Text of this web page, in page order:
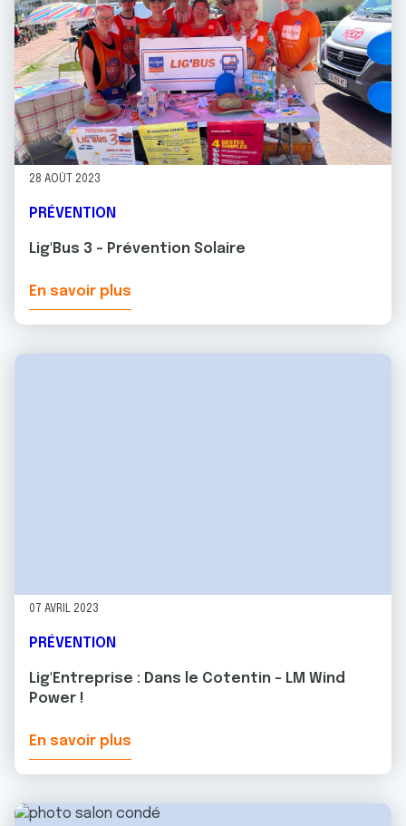
28 AOÛT 2023
PRÉVENTION
Lig'Bus 3 - Prévention Solaire
En savoir plus
07 AVRIL 2023
PRÉVENTION
Lig'Entreprise : Dans le Cotentin - LM Wind
Power !
En savoir plus